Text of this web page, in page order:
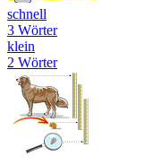
schnell
3 Wörter
klein
2 Wörter